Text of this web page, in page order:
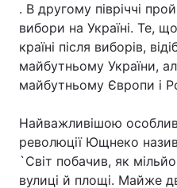
Цікавинки
Екологія
Лонгріди
Відео з Youtube
Інтерв'ю
. В другому півріччі
вибори на Україні. Те,
країні після виборів,
майбутньому України,
майбутньому Європи і
Найважливішою
революції Ющнеко
`Світ побачив, як
вулиці й площі. Майже